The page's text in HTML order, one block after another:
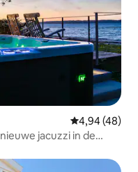
Gemiddelde
4,94 (48)
jacuzzi in de